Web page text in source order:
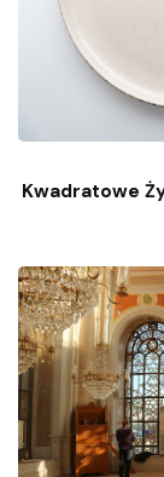
Kwadratowe